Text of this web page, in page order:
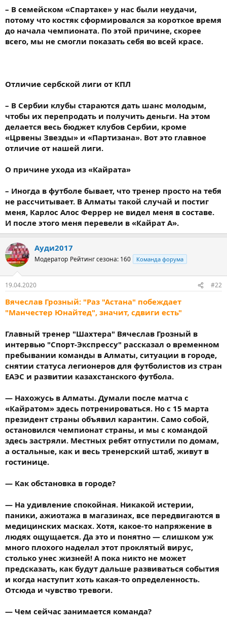
– В семейском «Спартаке» у нас были неудачи,
потому что костяк сформировался за короткое время
до начала чемпионата. По этой причине, скорее
всего, мы не смогли показать себя во всей красе.
Отличие сербской лиги от КПЛ
– В Сербии клубы стараются дать шанс молодым,
чтобы их перепродать и получить деньги. На этом
делается весь бюджет клубов Сербии, кроме
«Црвены Звезды» и «Партизана». Вот это главное
отличие от нашей лиги.
О причине ухода из «Кайрата»
– Иногда в футболе бывает, что тренер просто на тебя
не рассчитывает. В Алматы такой случай и постиг
меня, Карлос Алос Феррер не видел меня в составе.
И после этого меня перевели в «Кайрат А».
Ауди2017
Модератор Рейтинг сезона: 160 Команда форума
19.04.2020 #22
Вячеслав Грозный: "Раз "Астана" побеждает
"Манчестер Юнайтед", значит, сдвиги есть"
Главный тренер "Шахтера" Вячеслав Грозный в
интервью "Спорт-Экспрессу" рассказал о временном
пребывании команды в Алматы, ситуации в городе,
снятии статуса легионеров для футболистов из стран
ЕАЭС и развитии казахстанского футбола.
— Нахожусь в Алматы. Думали после матча с
«Кайратом» здесь потренироваться. Но с 15 марта
президент страны объявил карантин. Само собой,
остановился чемпионат страны, и мы с командой
здесь застряли. Местных ребят отпустили по домам,
а остальные, как и весь тренерский штаб, живут в
гостинице.
— Как обстановка в городе?
— На удивление спокойная. Никакой истерии,
паники, ажиотажа в магазинах, все передвигаются в
медицинских масках. Хотя, какое-то напряжение в
людях ощущается. Да это и понятно — слишком уж
много плохого наделал этот проклятый вирус,
столько унес жизней! А пока никто не может
предсказать, как будут дальше развиваться события
и когда наступит хоть какая-то определенность.
Отсюда и чувство тревоги.
— Чем сейчас занимается команда?